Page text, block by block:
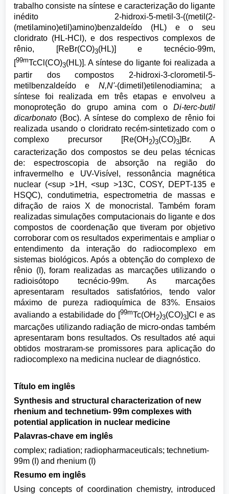
trabalho consiste na síntese e caracterização do ligante
inédito 2-hidroxi-5-metil-3-((metil(2-
(metilamino)etil)amino)benzaldeído (HL) e o seu
cloridrato (HL-HCl), e dos respectivos complexos de
rênio, [ReBr(CO)3(HL)] e tecnécio-99m,
[99mTcCl(CO)3(HL)]. A síntese do ligante foi realizada a
partir dos compostos 2-hidroxi-3-clorometil-5-
metilbenzaldeído e N,N'-(dimetil)etilenodiamina; a
síntese foi realizada em três etapas e envolveu a
monoproteção do grupo amina com o Di-terc-butil
dicarbonato (Boc). A síntese do complexo de rênio foi
realizada usando o cloridrato recém-sintetizado com o
complexo precursor [Re(OH 2)3(CO)3]Br. A
caracterização dos compostos se deu pelas técnicas
de: espectroscopia de absorção na região do
infravermelho e UV-Visível, ressonância magnética
nuclear (<sup >1H, <sup >13C, COSY, DEPT-135 e
HSQC), condutimetria, espectrometria de massas e
difração de raios X de monocristal. Também foram
realizadas simulações computacionais do ligante e dos
compostos de coordenação que tiveram por objetivo
corroborar com os resultados experimentais e ampliar o
entendimento da interação do radiocomplexo em
sistemas biológicos. Após a obtenção do complexo de
rênio (I), foram realizadas as marcações utilizando o
radioisótopo tecnécio-99m. As marcações
apresentaram resultados satisfatórios, tendo valor
máximo de pureza radioquímica de 83%. Ensaios
avaliando a estabilidade do [99mTc(OH 2)3(CO)3]Cl e as
marcações utilizando radiação de micro-ondas também
apresentaram bons resultados. Os resultados até aqui
obtidos mostraram-se promissores para aplicação do
radiocomplexo na medicina nuclear de diagnóstico.
Título em inglês
Synthesis and structural characterization of new
rhenium and technetium- 99m complexes with
potential application in nuclear medicine
Palavras-chave em inglês
complex; radiation; radiopharmaceuticals; technetium-
99m (I) and rhenium (I)
Resumo em inglês
Using concepts of coordination chemistry, introduced